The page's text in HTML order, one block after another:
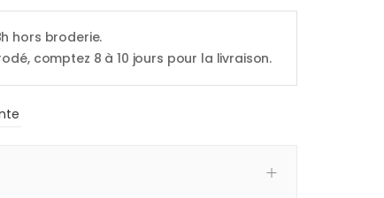
hors broderie.
comptez 8 à 10 jours pour la livraison.